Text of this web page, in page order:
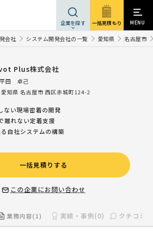
企業を探す 一括見積もり MENU
会社 システム開発会社の一覧 愛知県 名古屋市
Plus株式会社
平田 卓己
愛知県 名古屋市 西区赤城町124-2
ない現場密着の開発
離れない定着支援
自社システムの構築
一括見積りする
この企業にお問い合わせ
業務内容(1) 実績・事例(0) クチコミ